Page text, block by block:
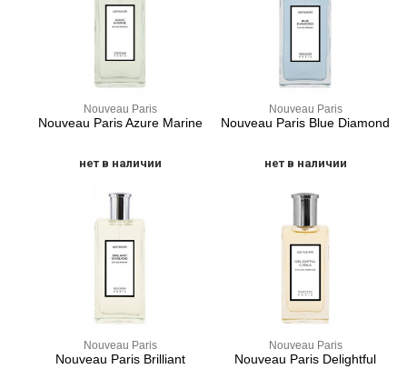
Nouveau Paris
Nouveau Paris Azure Marine
нет в наличии
Nouveau Paris
Nouveau Paris Blue Diamond
нет в наличии
Nouveau Paris
Nouveau Paris Brilliant
Nouveau Paris
Nouveau Paris Delightful